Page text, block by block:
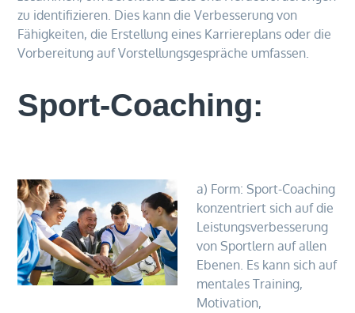
zu identifizieren. Dies kann die Verbesserung von
Fähigkeiten, die Erstellung eines Karriereplans oder die
Vorbereitung auf Vorstellungsgespräche umfassen.
Sport-Coaching:
a) Form: Sport-Coaching
konzentriert sich auf die
Leistungsverbesserung
von Sportlern auf allen
Ebenen. Es kann sich auf
mentales Training,
Motivation,